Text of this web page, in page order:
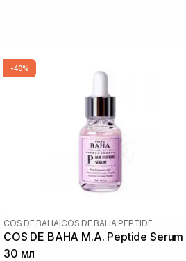
-40%
COS DE BAHA COS DE BAHA PEPTIDE
COS DE BAHA M.A. Peptide Serum
30 мл